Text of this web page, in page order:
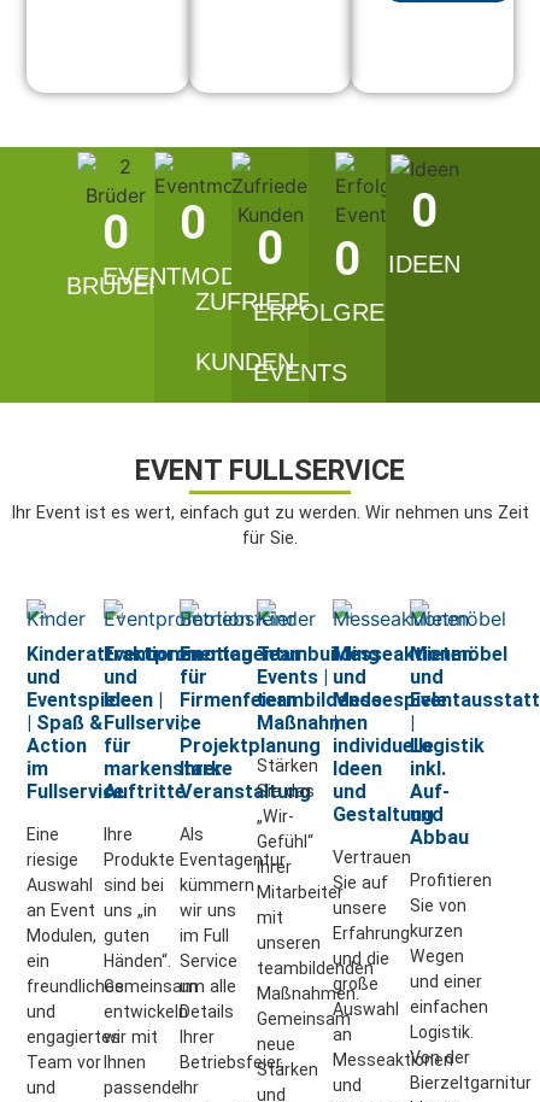
BRÜDER
0
EVENTMODULE
0
ZUFRIEDENE
KUNDEN
0
ERFOLGREICHE
EVENTS
0 IDEEN
0
EVENT FULLSERVICE
Ihr Event ist es wert, einfach gut zu werden. Wir nehmen uns Zeit
für Sie.
Kinderattraktionen
und
Eventspiele
| Spaß &
Action
im
Fullservice
Eine
riesige
Auswahl
an Event
Modulen,
ein
freundliches
und
engagiertes
Team vor
und
Eventpromotion
und
Ideen |
Fullservice
für
markenstarke
Auftritte
Ihre
Produkte
sind bei
uns „in
guten
Händen“.
Gemeinsam
entwickeln
wir mit
Ihnen
passende
Eventagentur
für
Firmenfeiern
|
Projektplanung
Ihrer
Veranstaltung
Als
Eventagentur
kümmern
wir uns
im Full
Service
um alle
Details
Ihrer
Betriebsfeier,
Ihr
Teambuilding
Events |
teambildende
Maßnahmen
Stärken
Sie das
„Wir-
Gefühl“
Ihrer
Mitarbeiter
mit
unseren
teambildenden
Maßnahmen.
Gemeinsam
neue
Stärken
und
Messeaktionen
und
Messespiele
|
individuelle
Ideen
und
Gestaltung
Vertrauen
Sie auf
unsere
Erfahrung
und die
große
Auswahl
an
Messeaktionen
und
Mietmöbel
und
Logistik
inkl.
Auf-
und
Abbau
Profitieren
Sie von
kurzen
Wegen
und einer
einfachen
Logistik.
Von der
Bierzeltgarnitur